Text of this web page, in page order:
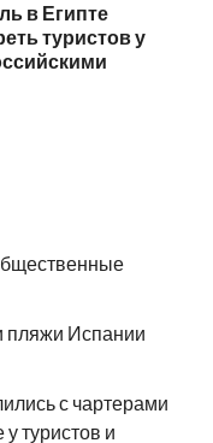
в Египте
туристов у
пляжи Испании
с чартерами
туристов и